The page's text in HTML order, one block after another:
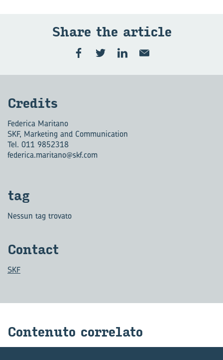
Share the ar­ti­cle
Cre­di­ts
Federica Maritano
SKF, Marketing and Communication
Tel. 011 9852318
federica.maritano@skf.com
tag
Nessun tag trovato
Con­tact
SKF
Con­te­nu­to cor­re­la­to